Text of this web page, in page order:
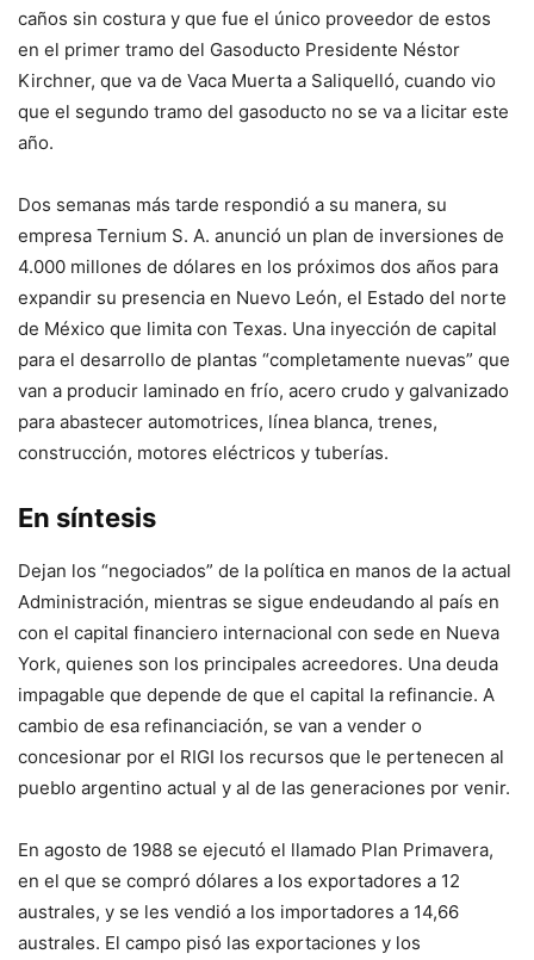
caños sin costura y que fue el único proveedor de estos
en el primer tramo del Gasoducto Presidente Néstor
Kirchner, que va de Vaca Muerta a Saliquelló, cuando vio
que el segundo tramo del gasoducto no se va a licitar este
año.
Dos semanas más tarde respondió a su manera, su
empresa Ternium S. A. anunció un plan de inversiones de
4.000 millones de dólares en los próximos dos años para
expandir su presencia en Nuevo León, el Estado del norte
de México que limita con Texas. Una inyección de capital
para el desarrollo de plantas “completamente nuevas” que
van a producir laminado en frío, acero crudo y galvanizado
para abastecer automotrices, línea blanca, trenes,
construcción, motores eléctricos y tuberías.
En síntesis
Dejan los “negociados” de la política en manos de la actual
Administración, mientras se sigue endeudando al país en
con el capital financiero internacional con sede en Nueva
York, quienes son los principales acreedores. Una deuda
impagable que depende de que el capital la refinancie. A
cambio de esa refinanciación, se van a vender o
concesionar por el RIGI los recursos que le pertenecen al
pueblo argentino actual y al de las generaciones por venir.
En agosto de 1988 se ejecutó el llamado Plan Primavera,
en el que se compró dólares a los exportadores a 12
australes, y se les vendió a los importadores a 14,66
australes. El campo pisó las exportaciones y los